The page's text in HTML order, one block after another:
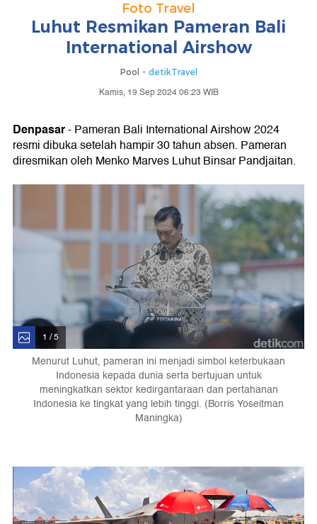
Foto Travel
Luhut Resmikan Pameran Bali
International Airshow
Pool - detikTravel
Kamis, 19 Sep 2024 06:23 WIB
Denpasar- Pameran Bali International Airshow 2024
resmi dibuka setelah hampir 30 tahun absen. Pameran
diresmikan oleh Menko Marves Luhut Binsar Pandjaitan.
1 / 5
Menurut Luhut, pameran ini menjadi simbol keterbukaan
Indonesia kepada dunia serta bertujuan untuk
meningkatkan sektor kedirgantaraan dan pertahanan
Indonesia ke tingkat yang lebih tinggi. (Borris Yoseitman
Maningka)